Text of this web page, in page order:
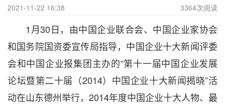
2021-11-22 16:38 3364次阅读
1月30日，由中国企业联合会、中国企业家协会
和国务院国资委宣传局指导，中国企业十大新闻评委
会和中国企业报集团主办的“第十一届中国企业发展
论坛暨第二十届（2014）中国企业十大新闻揭晓”活
动在山东德州举行，2014年度中国企业十大人物、最